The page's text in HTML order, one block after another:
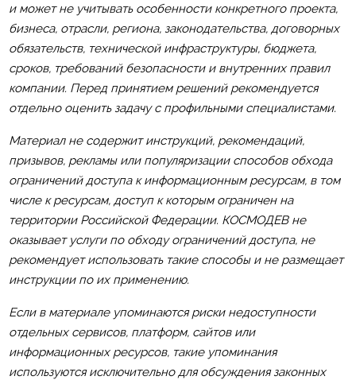
и может не учитывать особенности конкретного проекта,
бизнеса, отрасли, региона, законодательства, договорных
обязательств, технической инфраструктуры, бюджета,
сроков, требований безопасности и внутренних правил
компании. Перед принятием решений рекомендуется
отдельно оценить задачу с профильными специалистами.
Материал не содержит инструкций, рекомендаций,
призывов, рекламы или популяризации способов обхода
ограничений доступа к информационным ресурсам, в том
числе к ресурсам, доступ к которым ограничен на
территории Российской Федерации. КОСМОДЕВ не
оказывает услуги по обходу ограничений доступа, не
рекомендует использовать такие способы и не размещает
инструкции по их применению.
Если в материале упоминаются риски недоступности
отдельных сервисов, платформ, сайтов или
информационных ресурсов, такие упоминания
используются исключительно для обсуждения законных